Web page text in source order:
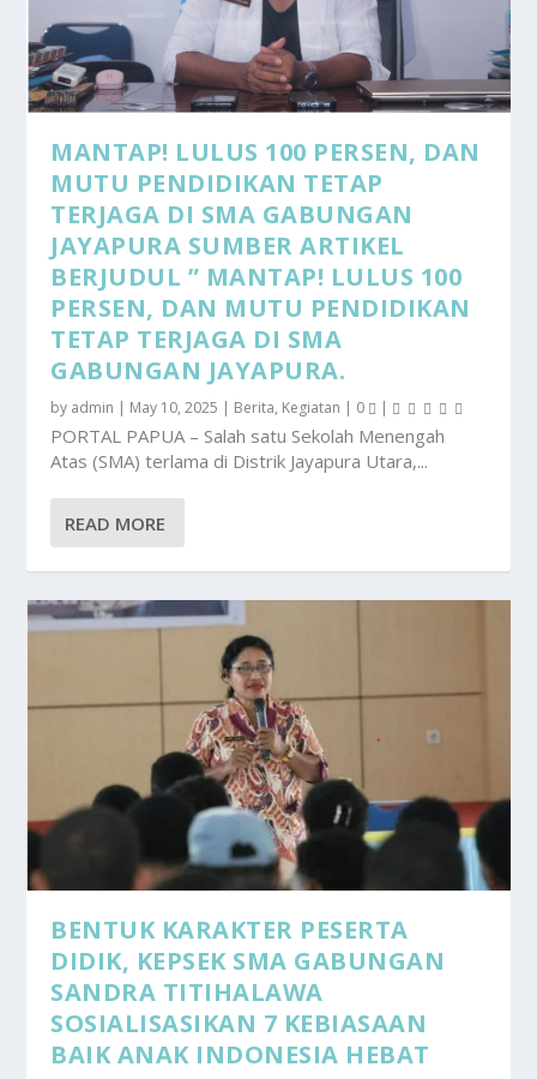
MANTAP! LULUS 100 PERSEN, DAN
MUTU PENDIDIKAN TETAP
TERJAGA DI SMA GABUNGAN
JAYAPURA SUMBER ARTIKEL
BERJUDUL ” MANTAP! LULUS 100
PERSEN, DAN MUTU PENDIDIKAN
TETAP TERJAGA DI SMA
GABUNGAN JAYAPURA.
by admin | May 10, 2025 | Berita, Kegiatan | 0 |
PORTAL PAPUA – Salah satu Sekolah Menengah
Atas (SMA) terlama di Distrik Jayapura Utara,...
READ MORE
BENTUK KARAKTER PESERTA
DIDIK, KEPSEK SMA GABUNGAN
SANDRA TITIHALAWA
SOSIALISASIKAN 7 KEBIASAAN
BAIK ANAK INDONESIA HEBAT